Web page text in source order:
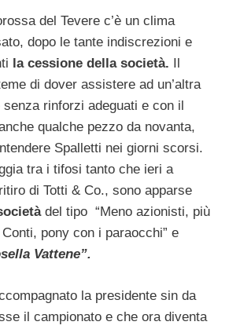
del Tevere c’è un clima
dopo le tante indiscrezioni e
la cessione della società. Il
di dover assistere ad un’altra
rinforzi adeguati e con il
qualche pezzo da novanta,
Spalletti nei giorni scorsi.
tra i tifosi tanto che ieri a
di Totti & Co., sono apparse
del tipo “Meno azionisti, più
pony con i paraocchi” e
Vattene”.
la presidente sin da
il campionato e che ora diventa